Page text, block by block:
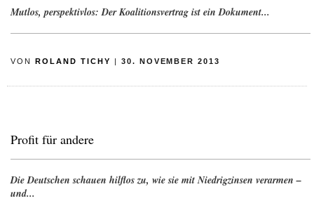
Mutlos, perspektivlos: Der Koalitionsvertrag ist ein Dokument...
VON ROLAND TICHY | 30. NOVEMBER 2013
Profit für andere
Die Deutschen schauen hilflos zu, wie sie mit Niedrigzinsen verarmen –
und...